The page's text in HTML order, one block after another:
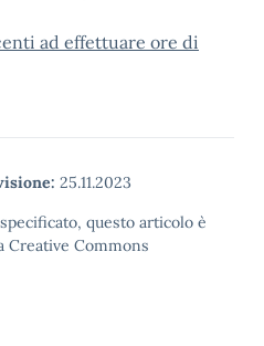
ad effettuare ore di
25.11.2023
questo articolo è
Creative Commons